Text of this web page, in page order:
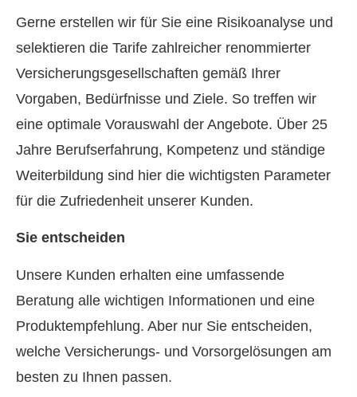
Gerne erstellen wir für Sie eine Risikoanalyse und
selektieren die Tarife zahlreicher renommierter
Versicherungsgesellschaften gemäß Ihrer
Vorgaben, Bedürfnisse und Ziele. So treffen wir
eine optimale Vorauswahl der Angebote. Über 25
Jahre Berufserfahrung, Kompetenz und ständige
Weiterbildung sind hier die wichtigsten Parameter
für die Zufriedenheit unserer Kunden.
Sie entscheiden
Unsere Kunden erhalten eine umfassende
Beratung alle wichtigen Informationen und eine
Produktempfehlung. Aber nur Sie entscheiden,
welche Versicherungs- und Vorsorgelösungen am
besten zu Ihnen passen.